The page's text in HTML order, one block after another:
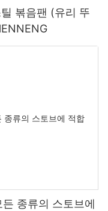
볶음팬 (유리 뚜
종류의 스토브에